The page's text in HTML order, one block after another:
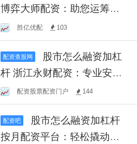
博弈大师配资：助您运筹帷
幄，决胜股市！
胜亿优配 103
配资查股网
杆 浙江永财配资：专业安
全，助您财富增值
配资股票配资门户 144
配资吧
按月配资平台：轻松撬动资